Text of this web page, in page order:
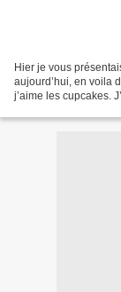
Hier je vous
aujourd’hui, en voila
j’aime les cupcakes.